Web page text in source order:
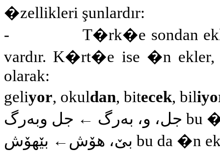
�zellikleri şunlardır:
-
T�rk�e sondan
vardır. K�rt�e ise �n
olarak:
geliyor, okuldan, bitecek, bil
جل، و، بەرگ ← جل وبەرگ
bu
بێ، هۆش← بێهۆش bu da �n